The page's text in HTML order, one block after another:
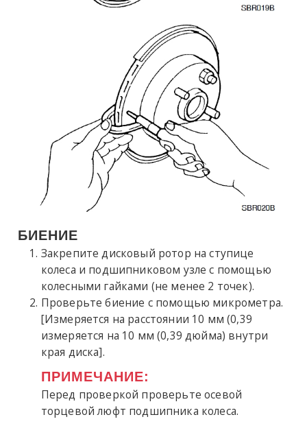
БИЕНИЕ
Закрепите дисковый ротор на ступице
колеса и подшипниковом узле с помощью
колесными гайками (не менее 2 точек).
Проверьте биение с помощью микрометра.
[Измеряется на расстоянии 10 мм (0,39
измеряется на 10 мм (0,39 дюйма) внутри
края диска].
ПРИМЕЧАНИЕ:
Перед проверкой проверьте осевой
торцевой люфт подшипника колеса.